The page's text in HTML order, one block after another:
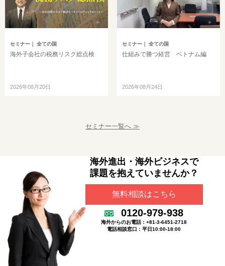
セミナー ｜ 全ての国
海外子会社の税務リスク総点検
2026年08月20日
セミナー｜ 全ての国
仕組みで勝つ経営 ベトナム編
2026年08月24日
セミナー一覧へ ≫
海外進出・海外ビジネスで
課題を抱えていませんか？
無料相談はこちら
0120-979-938
海外からのお電話：+81-3-6451-2718
電話相談窓口：平日10:00-18:00